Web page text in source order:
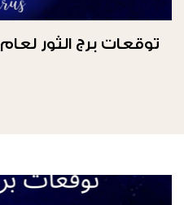
توقعات برج الثور لعام 2026